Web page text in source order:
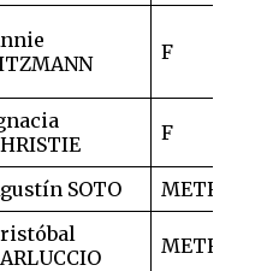
F
F
SOTO METRO
METRO